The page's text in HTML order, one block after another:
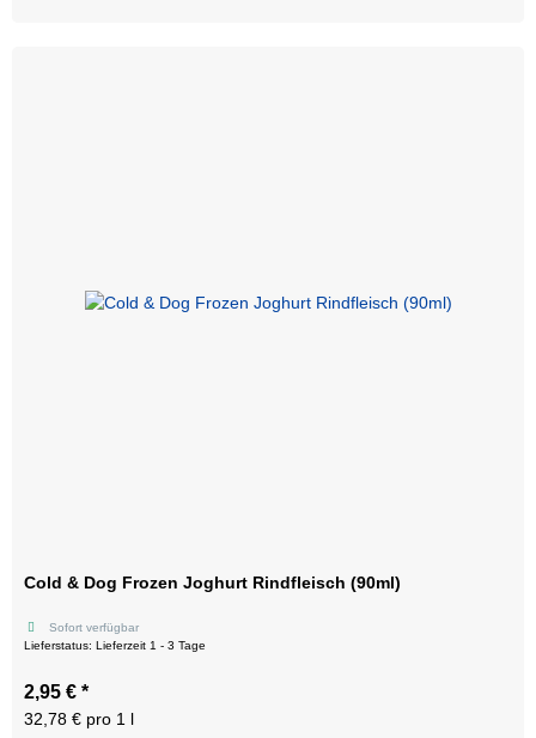
Cold & Dog Frozen Joghurt Rindfleisch (90ml)
Sofort verfügbar
Lieferstatus: Lieferzeit 1 - 3 Tage
2,95 € *
32,78 € pro 1 l